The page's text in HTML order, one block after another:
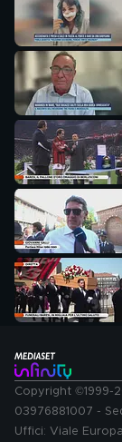
Copyright ©1999-
03976881007 -
Uffici: Viale